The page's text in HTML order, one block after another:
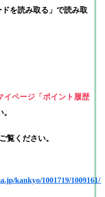
を読み取る」 で読み取
イページ「ポイント履歴
覧ください。
kankyo/1001719/1009161/